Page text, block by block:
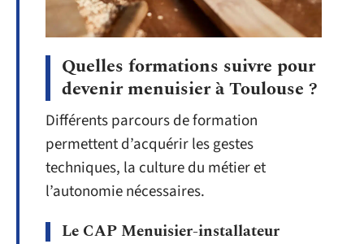
Quelles formations suivre pour
devenir menuisier à Toulouse ?
Différents parcours de formation
permettent d’acquérir les gestes
techniques, la culture du métier et
l’autonomie nécessaires.
Le CAP Menuisier-installateur